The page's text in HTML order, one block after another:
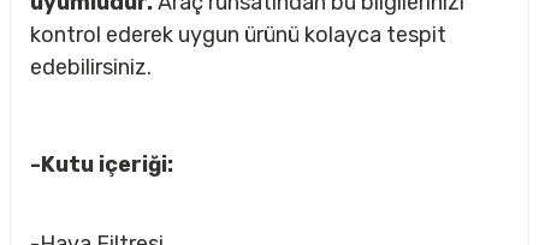
Rulman
kontrol ederek uygun ürünü kolayca tespit
edebilirsiniz.
-Kutu içeriği: